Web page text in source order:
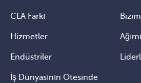
CLA Farkı
Hizmetler
Endüstriler
İş Dünyasının Ötesinde